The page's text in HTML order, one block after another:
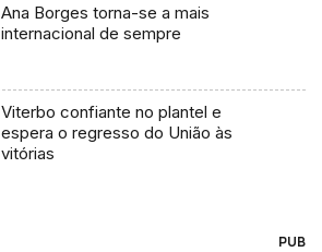
Ana Borges torna-se a mais
internacional de sempre
Viterbo confiante no plantel e
espera o regresso do União às
vitórias
PUB